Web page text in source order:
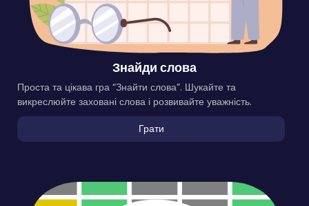
Знайди слова
Проста та цікава гра “Знайти слова”. Шукайте та
викреслюйте заховані слова і розвивайте уважність.
Грати